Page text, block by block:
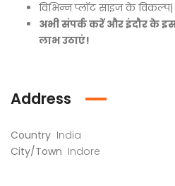
विभिन्न प्लॉट साइज के विकल्प|
अभी संपर्क करें और इंदौर के
लाभ उठाएं!
Address
Country India
City/Town Indore